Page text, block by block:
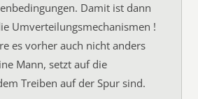
Damit ist dann
Umverteilungsmechanismen !
es vorher auch nicht anders
Mann, setzt auf die
Treiben auf der Spur sind.